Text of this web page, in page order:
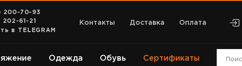
200-70-93
61-21
в TELEGRAM
Контакты Доставка Оплата
Одежда Обувь Сертификаты